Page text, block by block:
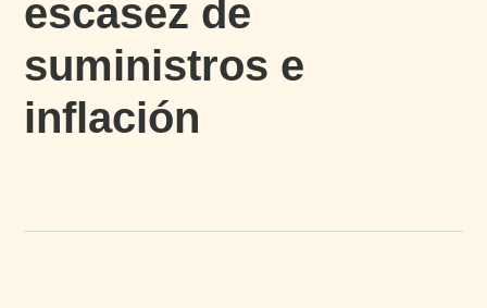
escasez de
suministros e
inflación